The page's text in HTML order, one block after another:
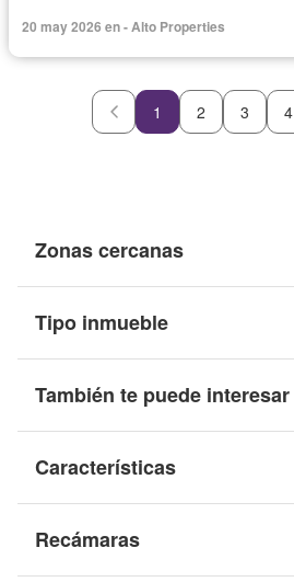
20 may 2026 en - Alto Properties
1 2 3 4
Zonas cercanas
Tipo inmueble
También te puede interesar
Características
Recámaras